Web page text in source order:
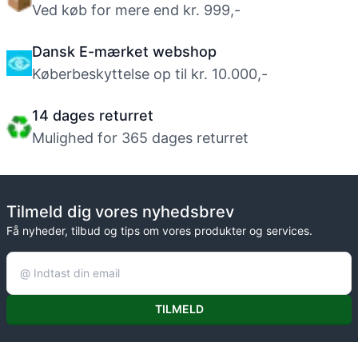
Ved køb for mere end kr. 999,-
Dansk E-mærket webshop
Køberbeskyttelse op til kr. 10.000,-
14 dages returret
Mulighed for 365 dages returret
Tilmeld dig vores nyhedsbrev
Få nyheder, tilbud og tips om vores produkter og services.
TILMELD